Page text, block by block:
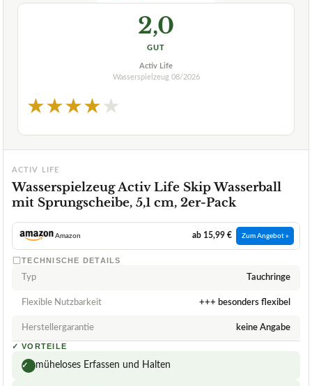
2,0
GUT
Activ Life
Wasserspielzeug 08/2026
★★★★★
ACTIV LIFE
Wasserspielzeug Activ Life Skip Wasserball
mit Sprungscheibe, 5,1 cm, 2er-Pack
Amazon ab 15,99 € Zum Angebot »
TECHNISCHE DETAILS
Typ Tauchringe
Flexible Nutzbarkeit +++ besonders flexibel
Herstellergarantie keine Angabe
✓ VORTEILE
✓ müheloses Erfassen und Halten